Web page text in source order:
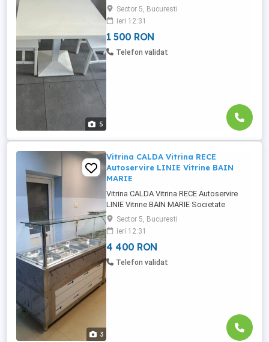
5
Masina de spalat pahare, Spalatoare inox,
Masa inox, Plite, Feliatore, Rafturi, Scaune
si Mese Cafénea . Toate produsele sunt
second hand. Vitrina de bauturi ( de bar ) 1
usa = 1 buc * 1000 lei Vitrina de bauturi (
Sector 5, Bucuresti
ieri 12:31
1 500 RON
Telefon validat
3
Vitrina CALDA Vitrina RECE
Autoservire LINIE Vitrine BAIN
MARIE
Vitrina CALDA Vitrina RECE Autoservire
LINIE Vitrine BAIN MARIE Societate
Romaneasca din 1994, cu sectie de
Fabricatie al echipamentelor
profesionalele pentru HoReCa - Hotel
Restaurant Catering. Echipamente
profesionale hotel restaurant catering *
Sector 5, Bucuresti
ieri 12:31
4 400 RON
Telefon validat